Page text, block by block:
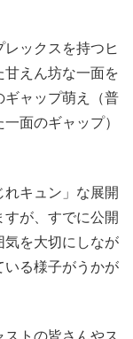
ックスを持つヒ
甘えん坊な一面を
ギャップ萌え（普
面のギャップ）
キュン」な展開
が、すでに公開
気を大切にしなが
いる様子がうかが
トの皆さんやス